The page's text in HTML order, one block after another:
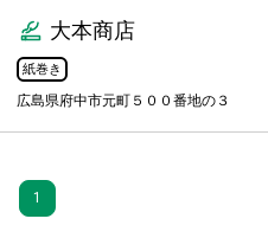
大本商店
紙巻き
広島県府中市元町５００番地の３
1